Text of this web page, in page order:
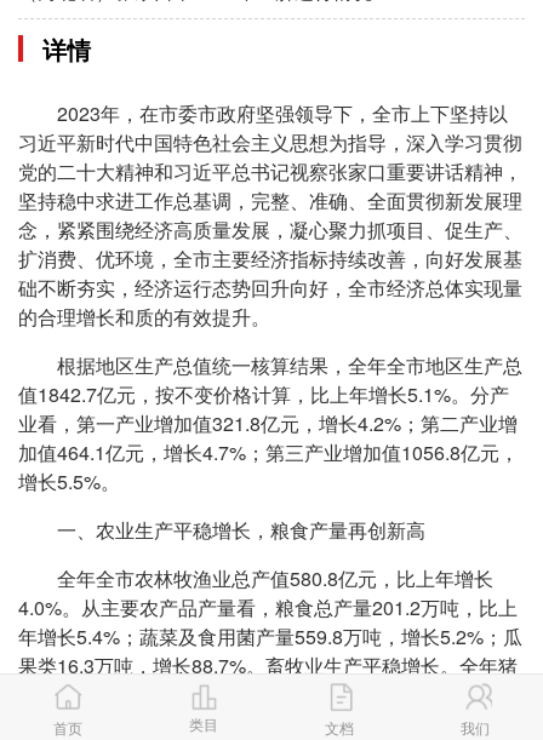
详情
2023年，在市委市政府坚强领导下，全市上下坚持以
习近平新时代中国特色社会主义思想为指导，深入学习贯彻
党的二十大精神和习近平总书记视察张家口重要讲话精神，
坚持稳中求进工作总基调，完整、准确、全面贯彻新发展理
念，紧紧围绕经济高质量发展，凝心聚力抓项目、促生产、
扩消费、优环境，全市主要经济指标持续改善，向好发展基
础不断夯实，经济运行态势回升向好，全市经济总体实现量
的合理增长和质的有效提升。
根据地区生产总值统一核算结果，全年全市地区生产总
值1842.7亿元，按不变价格计算，比上年增长5.1%。分产
业看，第一产业增加值321.8亿元，增长4.2%；第二产业增
加值464.1亿元，增长4.7%；第三产业增加值1056.8亿元，
增长5.5%。
一、农业生产平稳增长，粮食产量再创新高
全年全市农林牧渔业总产值580.8亿元，比上年增长
4.0%。从主要农产品产量看，粮食总产量201.2万吨，比上
年增长5.4%；蔬菜及食用菌产量559.8万吨，增长5.2%；瓜
果类16.3万吨，增长88.7%。畜牧业生产平稳增长。全年猪
牛羊禽肉产量33.0万吨，比上年增长2.5%；禽蛋产量14.5
万吨，增长1.9%；生牛奶产量119.0 万吨，增长5.0%。全
首页 类目 文档 我们